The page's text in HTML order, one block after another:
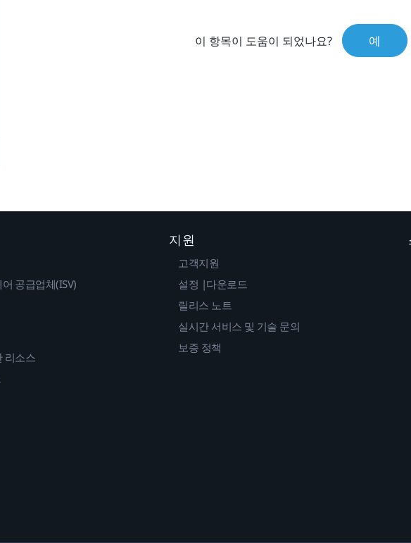
이 항목이 도움이 되었나요? 예
공급업체(ISV)
리소스
지원
고객지원
설정 |다운로드
릴리스 노트
실시간 서비스 및 기술 문의
보증 정책